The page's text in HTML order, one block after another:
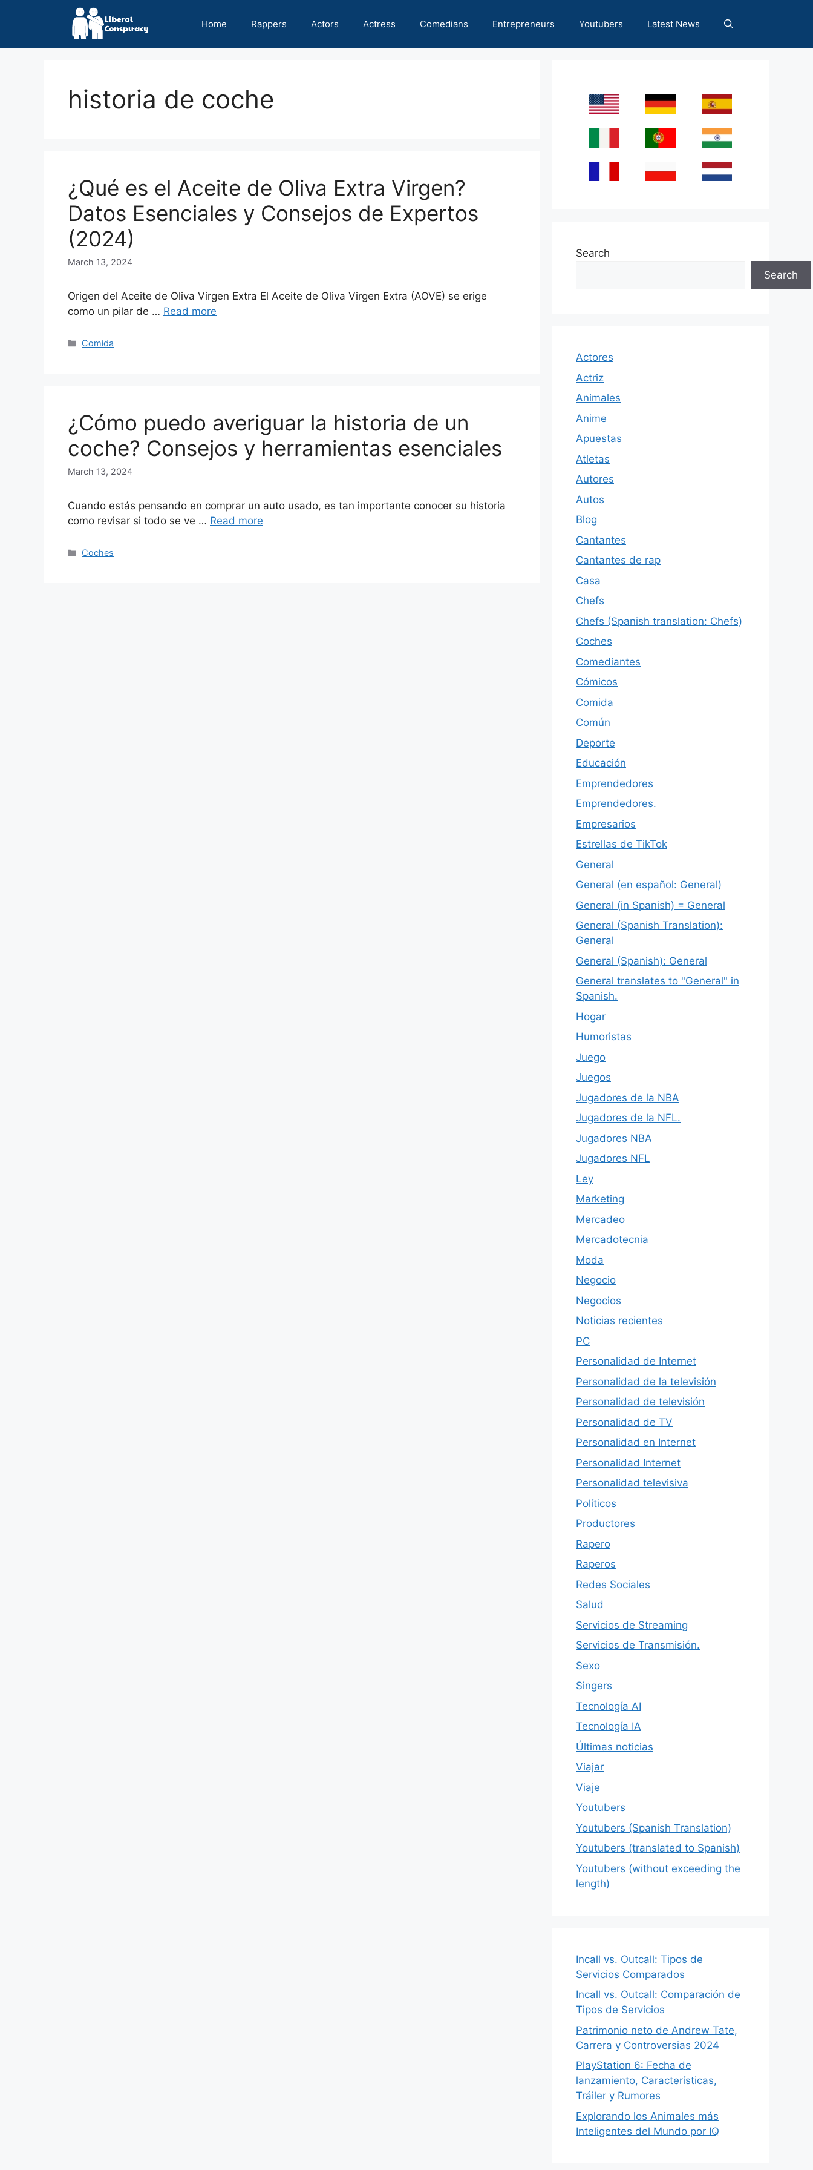
Home Rappers Actors Actress Comedians Entrepreneurs Youtubers Latest News
historia de coche
¿Qué es el Aceite de Oliva Extra Virgen?
Datos Esenciales y Consejos de Expertos
(2024)
March 13, 2024
Origen del Aceite de Oliva Virgen Extra El Aceite de Oliva Virgen Extra (AOVE) se erige
como un pilar de … Read more
Categories
Comida
¿Cómo puedo averiguar la historia de un
coche? Consejos y herramientas esenciales
March 13, 2024
Cuando estás pensando en comprar un auto usado, es tan importante conocer su historia
como revisar si todo se ve … Read more
Categories
Coches
Search
Search
Actores
Actriz
Animales
Anime
Apuestas
Atletas
Autores
Autos
Blog
Cantantes
Cantantes de rap
Casa
Chefs
Chefs (Spanish translation: Chefs)
Coches
Comediantes
Cómicos
Comida
Común
Deporte
Educación
Emprendedores
Emprendedores.
Empresarios
Estrellas de TikTok
General
General (en español: General)
General (in Spanish) = General
General (Spanish Translation):
General
General (Spanish): General
General translates to "General" in
Spanish.
Hogar
Humoristas
Juego
Juegos
Jugadores de la NBA
Jugadores de la NFL.
Jugadores NBA
Jugadores NFL
Ley
Marketing
Mercadeo
Mercadotecnia
Moda
Negocio
Negocios
Noticias recientes
PC
Personalidad de Internet
Personalidad de la televisión
Personalidad de televisión
Personalidad de TV
Personalidad en Internet
Personalidad Internet
Personalidad televisiva
Políticos
Productores
Rapero
Raperos
Redes Sociales
Salud
Servicios de Streaming
Servicios de Transmisión.
Sexo
Singers
Tecnología AI
Tecnología IA
Últimas noticias
Viajar
Viaje
Youtubers
Youtubers (Spanish Translation)
Youtubers (translated to Spanish)
Youtubers (without exceeding the
length)
Incall vs. Outcall: Tipos de
Servicios Comparados
Incall vs. Outcall: Comparación de
Tipos de Servicios
Patrimonio neto de Andrew Tate,
Carrera y Controversias 2024
PlayStation 6: Fecha de
lanzamiento, Características,
Tráiler y Rumores
Explorando los Animales más
Inteligentes del Mundo por IQ